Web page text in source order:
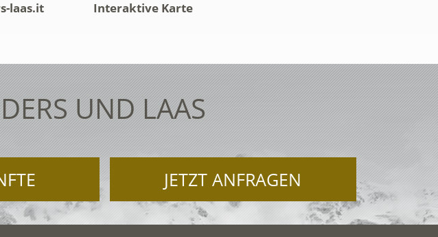
laas.it Interaktive Karte
UND LAAS
JETZT ANFRAGEN